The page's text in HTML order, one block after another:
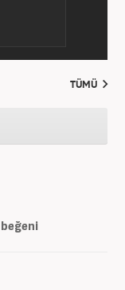
TÜMÜ
beğeni